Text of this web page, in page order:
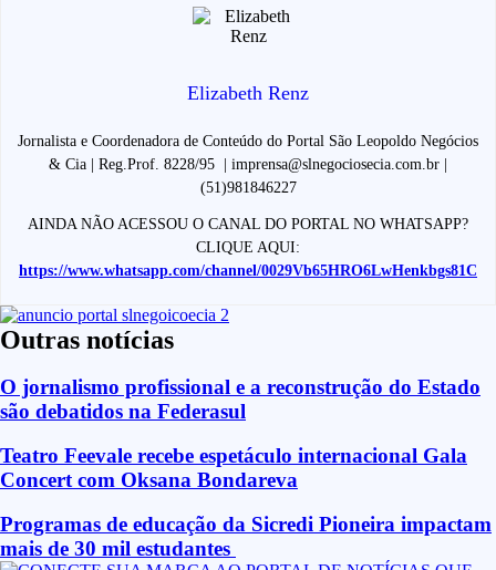
Elizabeth Renz
Jornalista e Coordenadora de Conteúdo do Portal São Leopoldo Negócios
& Cia | Reg.Prof. 8228/95 | imprensa@slnegociosecia.com.br |
(51)981846227
AINDA NÃO ACESSOU O CANAL DO PORTAL NO WHATSAPP?
CLIQUE AQUI:
https://www.whatsapp.com/channel/0029Vb65HRO6LwHenkbgs81C
Outras notícias
O jornalismo profissional e a reconstrução do Estado
são debatidos na Federasul
Teatro Feevale recebe espetáculo internacional Gala
Concert com Oksana Bondareva
Programas de educação da Sicredi Pioneira impactam
mais de 30 mil estudantes